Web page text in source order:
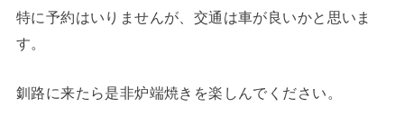
特に予約はいりませんが、交通は車が良いかと思いま
す。
釧路に来たら是非炉端焼きを楽しんでください。